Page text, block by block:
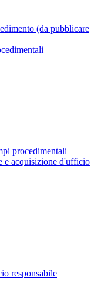
(da pubblicare
procedimentali
e acquisizione d'ufficio
responsabile